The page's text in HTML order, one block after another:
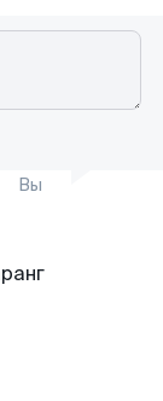
Вы